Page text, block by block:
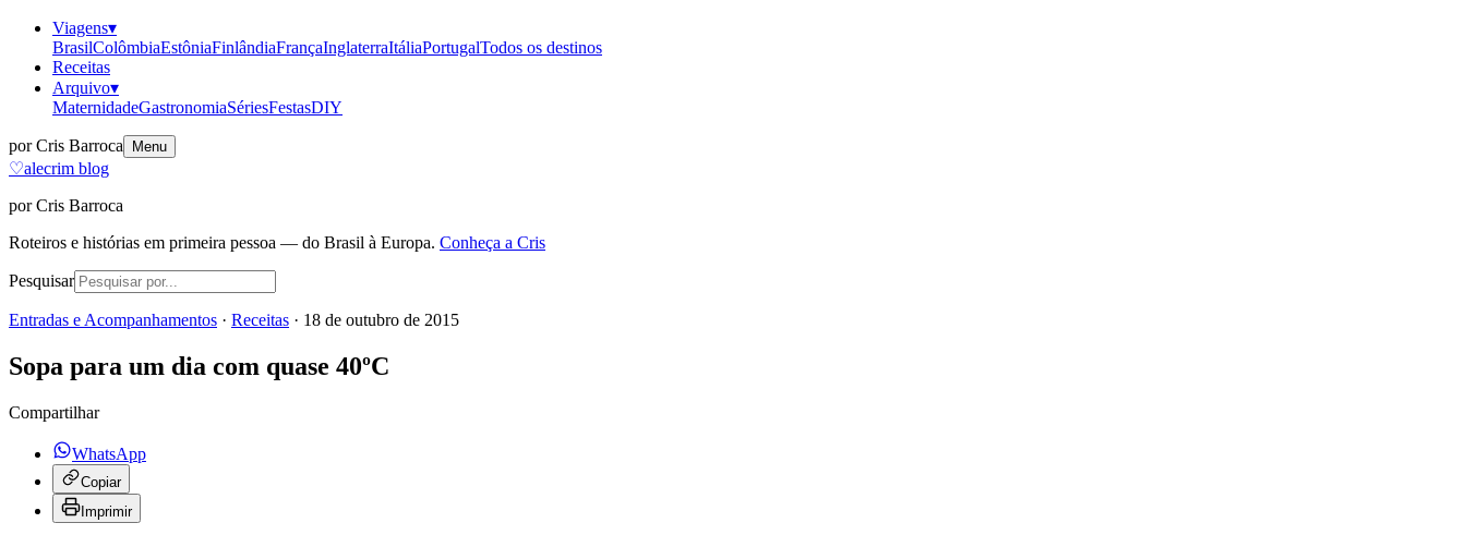
Viagens▾
BrasilColômbiaEstôniaFinlândiaFrançaInglaterraItáliaPortugalTodos os destinos
Receitas
Arquivo▾
MaternidadeGastronomiaSériesFestasDIY
por Cris Barroca Menu
♡alecrim blog
por Cris Barroca
Roteiros e histórias em primeira pessoa — do Brasil à Europa. Conheça a Cris
Pesquisar
Entradas e Acompanhamentos · Receitas · 18 de outubro de 2015
Sopa para um dia com quase 40ºC
Compartilhar
WhatsApp
Copiar
Imprimir